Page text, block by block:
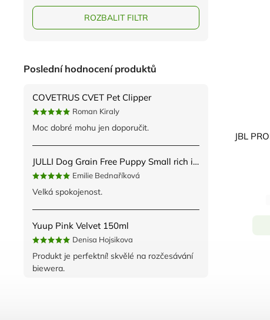
ROZBALIT FILTR
Poslední hodnocení produktů
COVETRUS CVET Pet Clipper
Roman Kiraly
Moc dobré mohu jen doporučit.
JULLI Dog Grain Free Puppy Small rich in fresh Turkey & Potato 2kg
Emilie Bednaříková
Velká spokojenost.
Yuup Pink Velvet 150ml
Denisa Hojsikova
Produkt je perfektní! skvělé na rozčesávání
biewera.